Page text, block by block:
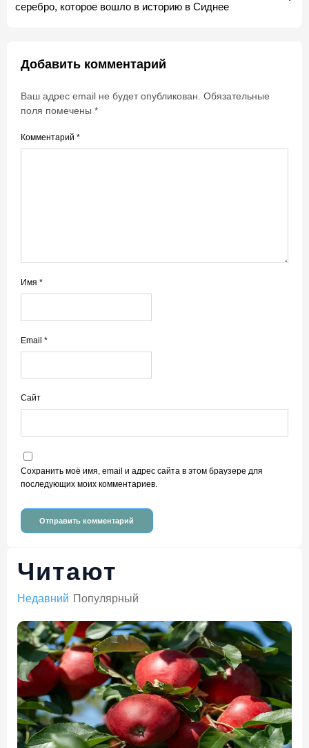
серебро, которое вошло в историю в Сиднее
Добавить комментарий
Ваш адрес email не будет опубликован. Обязательные
поля помечены *
Комментарий *
Имя *
Email *
Сайт
Сохранить моё имя, email и адрес сайта в этом браузере для
последующих моих комментариев.
Читают
Недавний Популярный